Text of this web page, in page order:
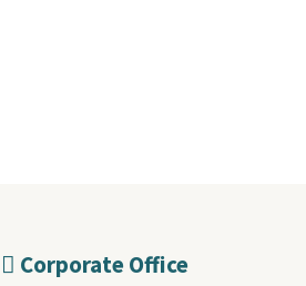
Corporate Office